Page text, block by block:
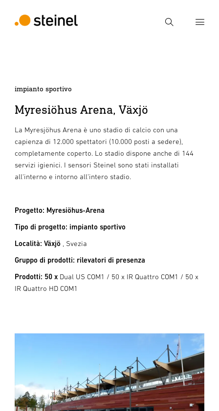
Ricerca
impianto sportivo
Myresiöhus Arena, Växjö
La Myresjöhus Arena è uno stadio di calcio con una
capienza di 12.000 spettatori (10.000 posti a sedere),
completamente coperto. Lo stadio dispone anche di 144
servizi igienici. I sensori Steinel sono stati installati
all'interno e intorno all'intero stadio.
Progetto: Myresiöhus-Arena
Tipo di progetto: impianto sportivo
Località: Växjö
, Svezia
Gruppo di prodotti: rilevatori di presenza
Prodotti: 50 x Dual US COM1 / 50 x IR Quattro COM1 / 50 x
IR Quattro HD COM1